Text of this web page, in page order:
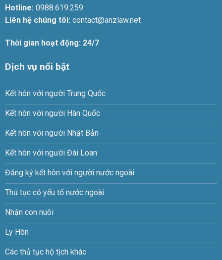
Hotline: 0988.619.259
Liên hệ chúng tôi: contact@anzlaw.net
Thời gian hoạt động: 24/7
Dịch vụ nổi bật
Kết hôn với người Trung Quốc
Kết hôn với người Hàn Quốc
Kết hôn với người Nhật Bản
Kết hôn với người Đài Loan
Đăng ký kết hôn với người nước ngoài
Thủ tục có yếu tố nước ngoài
Nhận con nuôi
Ly Hôn
Các thủ tục hộ tịch khác